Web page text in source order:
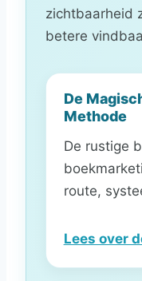
zichtbaarheid
betere
De
Methode
De rustige
route,
Lees over